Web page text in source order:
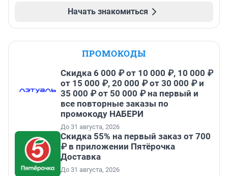
Начать знакомиться
ПРОМОКОДЫ
Скидка 6 000 ₽ от 10 000 ₽, 10 000 ₽
от 15 000 ₽, 20 000 ₽ от 30 000 ₽ и
35 000 ₽ от 50 000 ₽ на первый и
все повторные заказы по
промокоду НАБЕРИ
До 31 августа, 2026
Скидка 55% на первый заказ от 700
₽ в приложении Пятёрочка
Доставка
До 31 августа, 2026